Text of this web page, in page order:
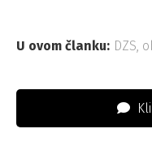
U ovom članku: DZS